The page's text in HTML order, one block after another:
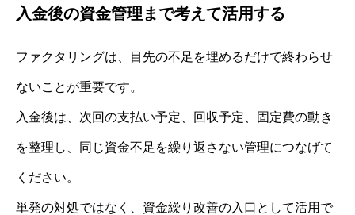
入金後の資金管理まで考えて活用する
ファクタリングは、目先の不足を埋めるだけで終わらせ
ないことが重要です。
入金後は、次回の支払い予定、回収予定、固定費の動き
を整理し、同じ資金不足を繰り返さない管理につなげて
ください。
単発の対処ではなく、資金繰り改善の入口として活用で